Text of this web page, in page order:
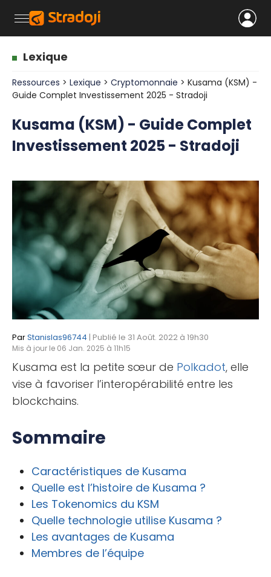
Lexique
Ressources > Lexique > Cryptomonnaie > Kusama (KSM) -
Guide Complet Investissement 2025 - Stradoji
Kusama (KSM) - Guide Complet
Investissement 2025 - Stradoji
ParStanislas96744 | Publié le 31 Août. 2022 à 19h30
Mis à jour le 06 Jan. 2025 à 11h15
Kusama est la petite sœur de Polkadot, elle
vise à favoriser l’interopérabilité entre les
blockchains.
Sommaire
Caractéristiques de Kusama
Quelle est l’histoire de Kusama ?
Les Tokenomics du KSM
Quelle technologie utilise Kusama ?
Les avantages de Kusama
Membres de l’équipe